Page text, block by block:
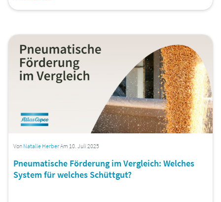
Von Natalie HerberAm 10. Juli 2025
Pneumatische Förderung im Vergleich: Welches
System für welches Schüttgut?